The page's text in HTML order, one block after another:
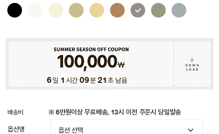
6일 1 시간 09분 18초 남음
배송비 ※ 6만원이상 무료배송, 13시 이전 주문시 당일발송
옵션명